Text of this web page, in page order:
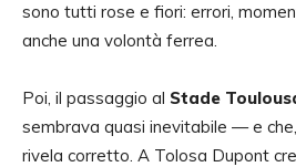
sono tutti rose e fiori: errori,
anche una volontà ferrea.
Poi, il passaggio al Stade
sembrava quasi inevitabile — e
rivela corretto. A Tolosa Dupont